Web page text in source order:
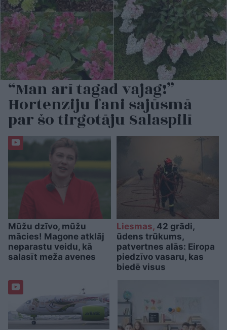
“Man arī tagad vajag!”
Hortenziju fani sajūsmā
par šo tirgotāju Salaspilī
Mūžu dzīvo, mūžu
mācies! Magone atklāj
neparastu veidu, kā
salasīt meža avenes
Liesmas,42 grādi,
ūdens trūkums,
patvertnes alās: Eiropa
piedzīvo vasaru, kas
biedē visus